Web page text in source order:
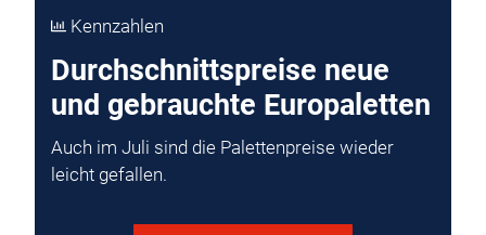
Kennzahlen
Durchschnittspreise neue
und gebrauchte Europaletten
Auch im Juli sind die Palettenpreise wieder
leicht gefallen.